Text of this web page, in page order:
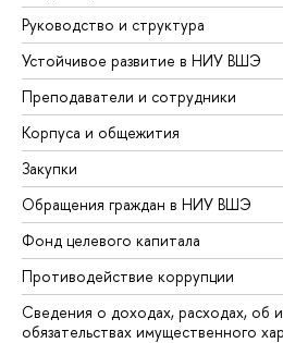
Руководство и структура
Устойчивое развитие в НИУ ВШЭ
Преподаватели и сотрудники
Корпуса и общежития
Закупки
Обращения граждан в НИУ ВШЭ
Фонд целевого капитала
Противодействие коррупции
Сведения о доходах, расходах, об
обязательствах имущественного